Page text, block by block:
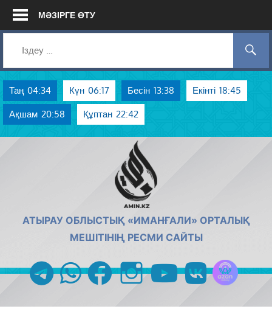
Skip
МӘЗІРГЕ ӨТУ
Таң 04:34 Күн 06:17 Бесін 13:38 Екінті 18:45
Ақшам 20:58 Құптан 22:42
АТЫРАУ ОБЛЫСТЫҚ «ИМАНҒАЛИ» ОРТАЛЫҚ
МЕШІТІНІҢ РЕСМИ САЙТЫ
telegramwhatsappfacebookinstagramyoutubevk